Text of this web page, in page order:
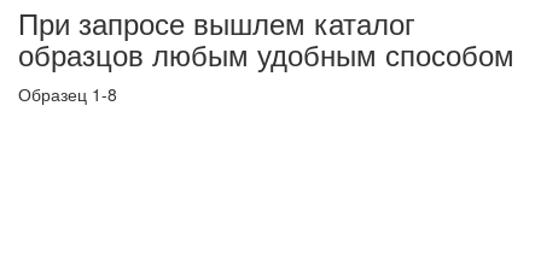
При запросе вышлем каталог
образцов любым удобным способом
Образец 1-8